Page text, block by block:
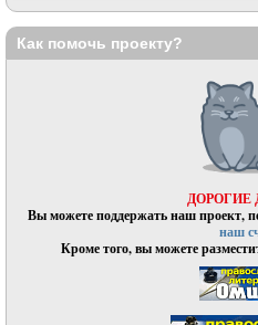
Как помочь проекту?
ДОРОГИЕ
Вы можете поддержать наш проект,
наш
Кроме того, вы можете